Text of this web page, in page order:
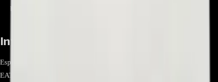
board y panel.
Información relevante
Especificación Detalle Marca LG Electronics Número de parte
EAT63915101 (“Time Control / T-CON”). Tipo Tarjeta T-CON